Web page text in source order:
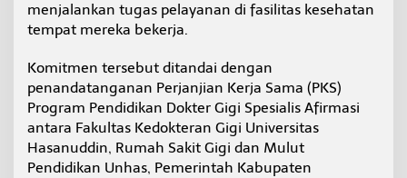
g
p
e
i
a
l
i
menjalankan tugas pelayanan di fasilitas kesehatan
tempat mereka bekerja.
Komitmen tersebut ditandai dengan
penandatanganan Perjanjian Kerja Sama (PKS)
Program Pendidikan Dokter Gigi Spesialis Afirmasi
antara Fakultas Kedokteran Gigi Universitas
Hasanuddin, Rumah Sakit Gigi dan Mulut
Pendidikan Unhas, Pemerintah Kabupaten